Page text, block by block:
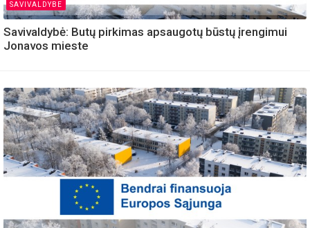
SAVIVALDYBE
Savivaldybė: Butų pirkimas apsaugotų būstų įrengimui
Jonavos mieste